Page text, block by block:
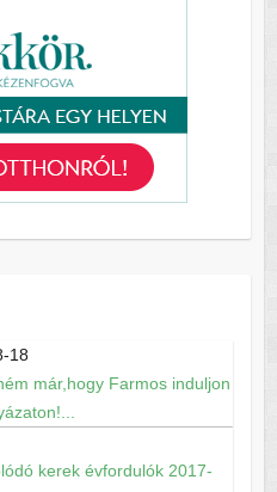
18
már,hogy Farmos induljon
kerek évfordulók 2017-